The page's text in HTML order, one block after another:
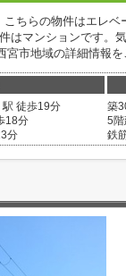
ちらの物件はエレ
マンションです。
市地域の詳細情報を
駅 徒歩19分
18分
分
築
5階
鉄